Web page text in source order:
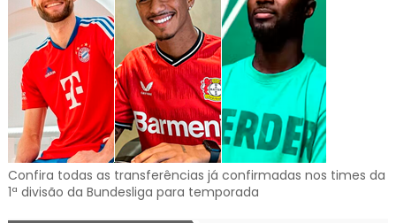
Confira todas as transferências já confirmadas nos times da
1ª divisão da Bundesliga para temporada